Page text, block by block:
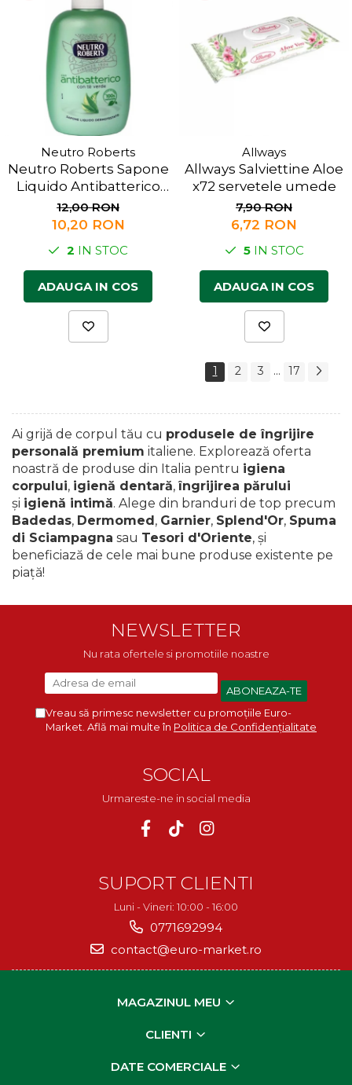
Neutro Roberts
Neutro Roberts Sapone
Liquido Antibatterico
200ml
12,00 RON
10,20 RON
2 IN STOC
ADAUGA IN COS
Allways
Allways Salviettine Aloe
x72 servetele umede
7,90 RON
6,72 RON
5IN STOC
ADAUGA IN COS
1 2 3 ... 17
Ai grijă de corpul tău cu produsele de îngrijire
personală premium italiene. Explorează oferta
noastră de produse din Italia pentru igiena
corpului, igienă dentară,îngrijirea părului
și igienă intimă. Alege din branduri de top precum
Badedas, Dermomed, Garnier, Splend'Or, Spuma
di Sciampagna sau Tesori d'Oriente, și
beneficiază de cele mai bune produse existente pe
piaţă!
NEWSLETTER
Nu rata ofertele si promotiile noastre
Vreau să primesc newsletter cu promoțiile Euro-
Market. Află mai multe în Politica de Confidențialitate
SOCIAL
Urmareste-ne in social media
SUPORT CLIENTI
Luni - Vineri: 10:00 - 16:00
0771692994
contact@euro-market.ro
MAGAZINUL MEU
CLIENTI
DATE COMERCIALE